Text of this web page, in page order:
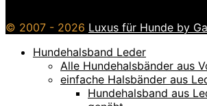
© 2007 - 2026 Luxus für Hunde by
Hundehalsband Leder
Alle Hundehalsbänder aus
einfache Halsbänder aus
Hundehalsband aus